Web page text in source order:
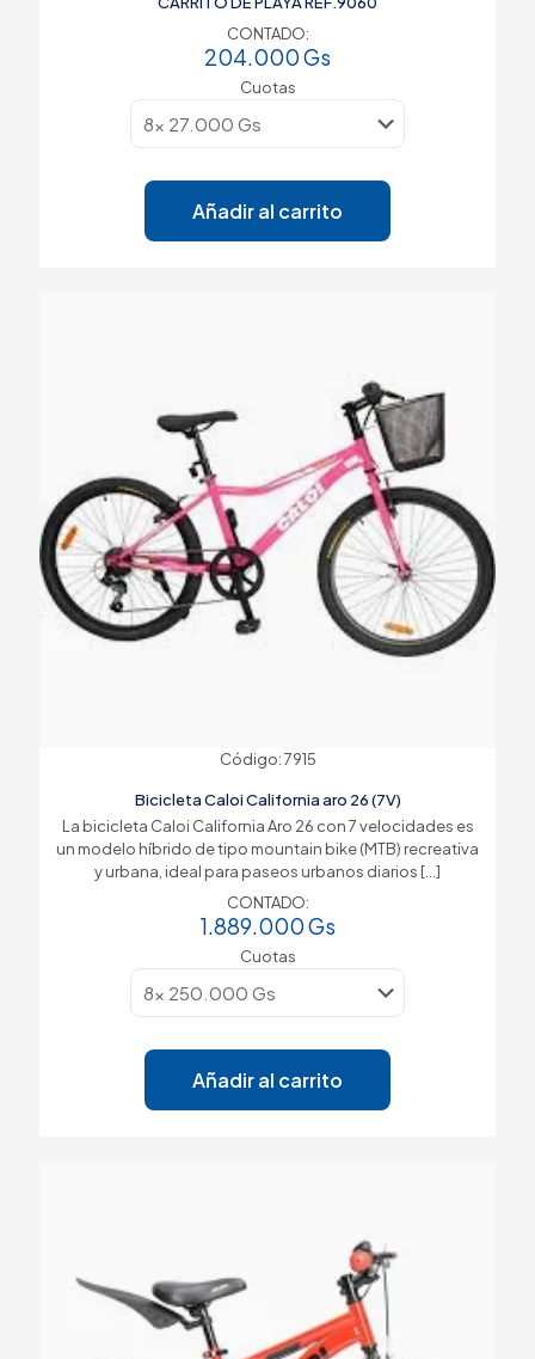
CONTADO:
204.000Gs
Cuotas
Añadir al carrito
Código: 7915
Bicicleta Caloi California aro 26 (7V)
La bicicleta Caloi California Aro 26 con 7 velocidades es
un modelo híbrido de tipo mountain bike (MTB) recreativa
y urbana, ideal para paseos urbanos diarios […]
CONTADO:
1.889.000Gs
Cuotas
Añadir al carrito